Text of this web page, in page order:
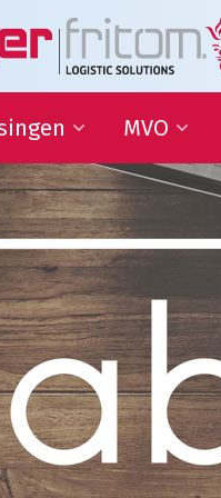
MVO
Duurzame
QHSE
Goede